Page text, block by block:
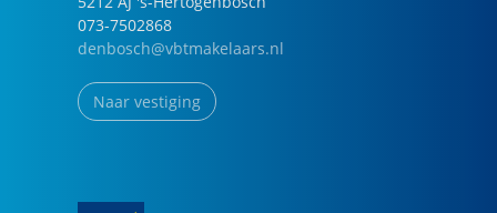
073-7502868
denbosch@vbtmakelaars.nl
Naar vestiging